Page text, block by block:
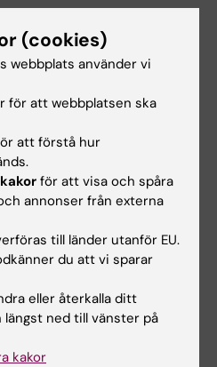
and mitral valve
of ventricular
Wang Gottlieb, Ivana
Isaac George, David
Peter
Kristina H. Haugaa,
Shahim,European Heart
doi:
Hjärt-kärlsjukdomar
(cookies)
webbplats använder vi
för att webbplatsen ska
att förstå hur
för att visa och spåra
annonser från externa
till länder utanför EU.
du att vi sparar
eller återkalla ditt
längst ned till vänster på
kakor